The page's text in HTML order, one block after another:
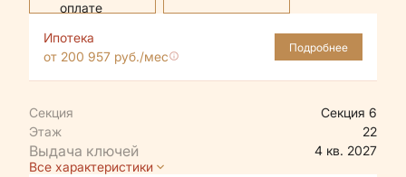
Ипотека
от 200 957 руб./мес
Подробнее
Секция
Секция 6
Этаж
22
4 кв. 2027
Все характеристики